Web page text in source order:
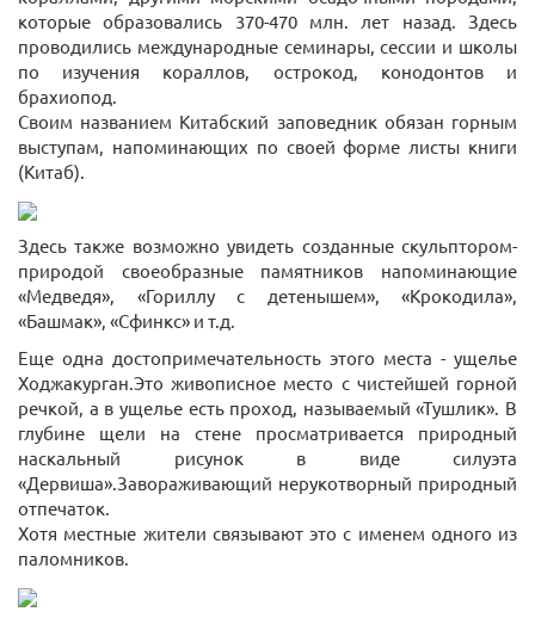
которые образовались 370-470 млн. лет назад. Здесь
проводились международные семинары, сессии и школы
по изучения кораллов, острокод, конодонтов и
брахиопод.
Своим названием Китабский заповедник обязан горным
выступам, напоминающих по своей форме листы книги
(Китаб).
Здесь также возможно увидеть созданные скульптором-
природой своеобразные памятников напоминающие
«Медведя», «Гориллу с детенышем», «Крокодила»,
«Башмак», «Сфинкс» и т.д.
Еще одна достопримечательность этого места - ущелье
Ходжакурган.Это живописное место с чистейшей горной
речкой, а в ущелье есть проход, называемый «Тушлик». В
глубине щели на стене просматривается природный
наскальный рисунок в виде силуэта
«Дервиша».Завораживающий нерукотворный природный
отпечаток.
Хотя местные жители связывают это с именем одного из
паломников.